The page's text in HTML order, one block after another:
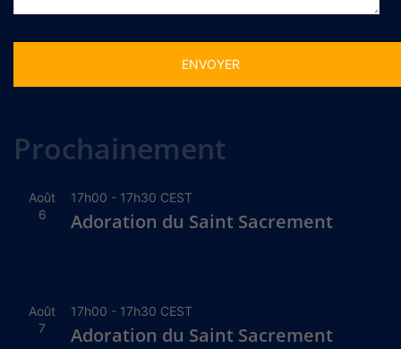
Prochainement
Août
6
17h00 - 17h30 CEST
Adoration du Saint Sacrement
Août
7
17h00 - 17h30 CEST
Adoration du Saint Sacrement